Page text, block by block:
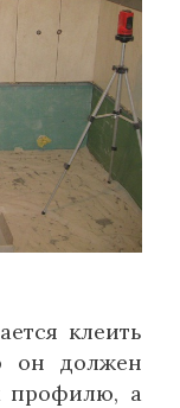
клеить
он должен
профилю, а